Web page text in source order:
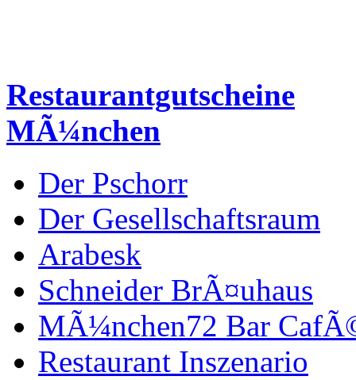
Restaurantgutscheine
MÃ¼nchen
Der Pschorr
Der Gesellschaftsraum
Arabesk
Schneider BrÃ¤uhaus
MÃ¼nchen72 Bar
Restaurant Inszenario